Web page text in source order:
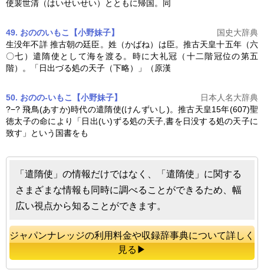
使裴世清（はいせいせい）とともに帰国。同
49. おののいもこ【小野妹子】
国史大辞典
生没年不詳 推古朝の廷臣。姓（かばね）は臣。推古天皇十五年（六
〇七） 遣隋使 として海を渡る。時に大礼冠（十二階冠位の第五
階）。「日出づる処の天子（下略）」（原漢
50. おのの-いもこ【小野妹子】
日本人名大辞典
?−? 飛鳥(あすか)時代の遣隋使(けんずいし)。推古天皇15年(607)聖
徳太子の命により「日出(い)ずる処の天子,書を日没する処の天子に
致す」という国書をも
「遣隋使」の情報だけではなく、「遣隋使」に関する
さまざまな情報も同時に調べることができるため、幅
広い視点から知ることができます。
ジャパンナレッジの利用料金や収録辞事典について詳しく
見る▶